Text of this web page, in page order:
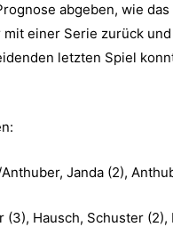
abgeben, wie
einer Serie zurück
letzten Spiel
Janda (2),
(3), Hausch, Schuster (2),